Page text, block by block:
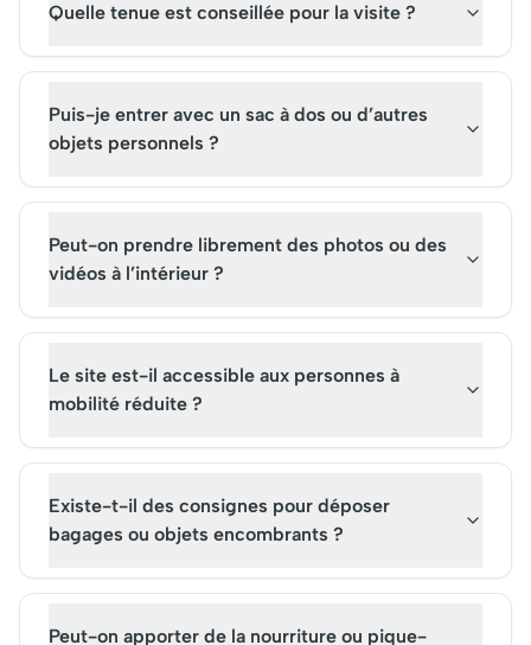
Quelle tenue est conseillée pour la visite ?
Puis-je entrer avec un sac à dos ou d’autres
objets personnels ?
Peut-on prendre librement des photos ou des
vidéos à l’intérieur ?
Le site est-il accessible aux personnes à
mobilité réduite ?
Existe-t-il des consignes pour déposer
bagages ou objets encombrants ?
Peut-on apporter de la nourriture ou pique-